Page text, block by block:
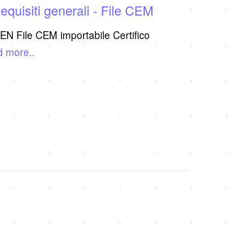
generali - File CEM
File CEM importabile Certifico
more..